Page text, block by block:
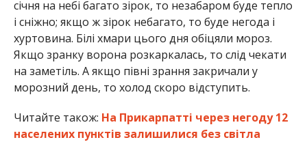
січня на небі багато зірок, то незабаром буде тепло
і сніжно; якщо ж зірок небагато, то буде негода і
хуртовина. Білі хмари цього дня обіцяли мороз.
Якщо зранку ворона розкаркалась, то слід чекати
на заметіль. А якщо півні зрання закричали у
морозний день, то холод скоро відступить.
Читайте також: На Прикарпатті через негоду 12
населених пунктів залишилися без світла